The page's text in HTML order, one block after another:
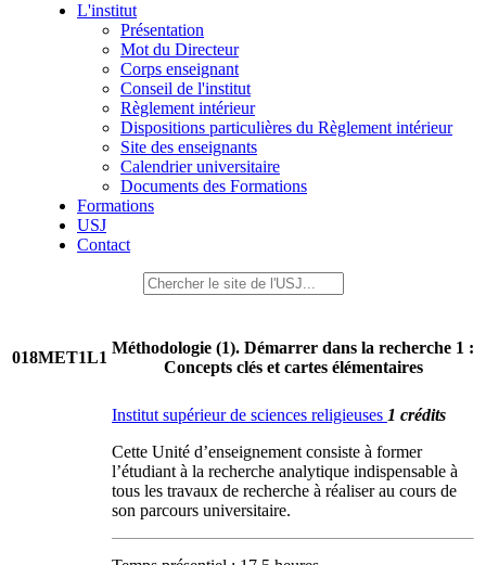
L'institut
Présentation
Mot du Directeur
Corps enseignant
Conseil de l'institut
Règlement intérieur
Dispositions particulières du Règlement intérieur
Site des enseignants
Calendrier universitaire
Documents des Formations
Formations
USJ
Contact
018MET1L1
Méthodologie (1). Démarrer dans la recherche 1 :
Concepts clés et cartes élémentaires
Institut supérieur de sciences religieuses 1 crédits
Cette Unité d’enseignement consiste à former
l’étudiant à la recherche analytique indispensable à
tous les travaux de recherche à réaliser au cours de
son parcours universitaire.